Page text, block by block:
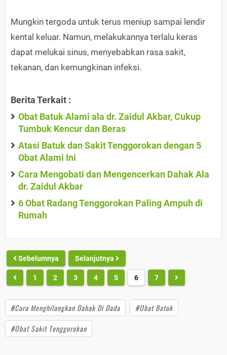
Mungkin tergoda untuk terus meniup sampai lendir
kental keluar. Namun, melakukannya terlalu keras
dapat melukai sinus, menyebabkan rasa sakit,
tekanan, dan kemungkinan infeksi.
Berita Terkait :
Obat Batuk Alami ala dr. Zaidul Akbar, Cukup
Tumbuk Kencur dan Beras
Atasi Batuk dan Sakit Tenggorokan dengan 5
Obat Alami Ini
Cara Mengobati dan Mengencerkan Dahak Ala
dr. Zaidul Akbar
6 Obat Radang Tenggorokan Paling Ampuh di
Rumah
Sebelumnya Selanjutnya
1 2 3 4 5 6 7
#Cara Menghilangkan Dahak Di Dada
#Obat Batuk
#Obat Sakit Tenggorokan